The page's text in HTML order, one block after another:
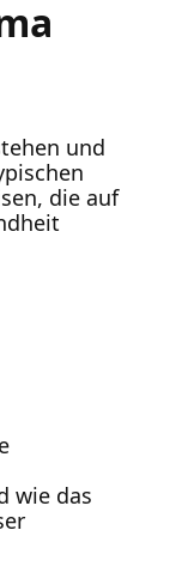
und
die auf
wie das